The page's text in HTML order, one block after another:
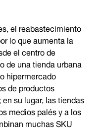
el reabastecimiento
lo que aumenta la
el centro de
de una tienda urbana
hipermercado
de productos
su lugar, las tiendas
medios palés y a los
muchas SKU